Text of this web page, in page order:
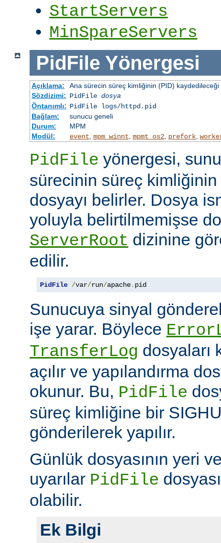
StartServers
MinSpareServers
PidFile Yönergesi
Açıklama:
Ana sürecin süreç kimliğinin (PID) kaydedileceği
Sözdizimi: PidFile dosya
Öntanımlı: PidFile logs/httpd.pid
Bağlam:
sunucu geneli
Durum:
MPM
Modül:
event mpm_winnt mpmt_os2, prefork,
PidFile yönergesi,
sürecinin süreç
dosyayı belirler. Dosya
yoluyla belirtilmemişse
ServerRoot dizinine
edilir.
PidFile /var/run/apache. pid
Sunucuya sinyal
işe yarar. Böylece
TransferLog dosyaları
açılır ve yapılandırma
okunur. Bu, PidFile
süreç kimliğine bir
gönderilerek yapılır.
Günlük dosyasının yeri
uyarılar PidFile
olabilir.
Ek Bilgi